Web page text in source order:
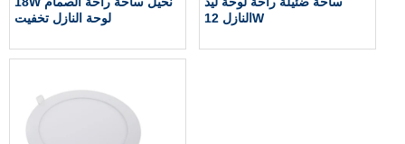
لوحة النازل تخفيت
النازل 12W